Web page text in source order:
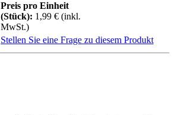
Preis pro Einheit
(Stück): 1,99 € (inkl.
MwSt.)
Stellen Sie eine Frage zu diesem Produkt